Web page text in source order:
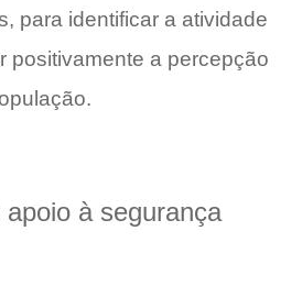
para identificar a atividade
positivamente a percepção
à segurança